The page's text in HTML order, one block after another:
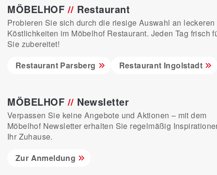
MÖBELHOF // Restaurant
Probieren Sie sich durch die riesige Auswahl an leckeren
Köstlichkeiten im Möbelhof Restaurant. Jeden Tag frisch
Sie zubereitet!
Restaurant Parsberg
Restaurant Ingolstadt
MÖBELHOF // Newsletter
Verpassen Sie keine Angebote und Aktionen – mit dem
Möbelhof Newsletter erhalten Sie regelmäßig
Ihr Zuhause.
Zur Anmeldung